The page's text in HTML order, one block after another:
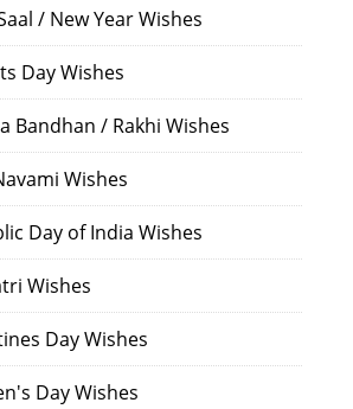
/ New Year Wishes
Day Wishes
Bandhan / Rakhi Wishes
Wishes
Day of India Wishes
Wishes
Day Wishes
Day Wishes